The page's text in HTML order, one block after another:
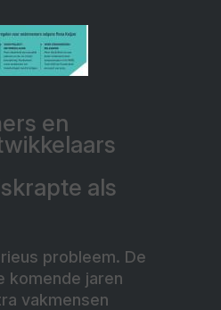
en
als
probleem. De
komende jaren
vakmensen